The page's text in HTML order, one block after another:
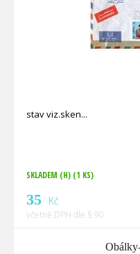
stav viz.sken
SKLADEM (H) (1 KS)
35 Kč
včetně DPH dle § 90